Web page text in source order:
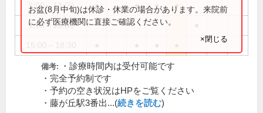
9:00～13:00 ● ● ● ●
9:00～13:30
お盆(8月中旬)は休診・休業の場合があります。来院前
に必ず医療機関に直接ご確認ください。
×閉じる
備考:
・診療時間内は受付可能です
・完全予約制です
・予約の空き状況はHPをご覧ください
・藤が丘駅3番出...(続きを読む)